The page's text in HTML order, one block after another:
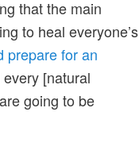
that the main
to heal everyone’s
prepare for an
every [natural
going to be